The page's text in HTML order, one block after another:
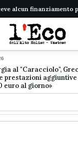
alcun finanziamento
al "Caracciolo",
prestazioni
euro al giorno»